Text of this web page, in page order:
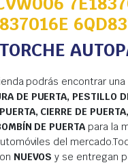
podrás encontrar una
DE PUERTA, PESTILLO
CIERRE DE
DE PUERTA para la
del
NUEVOS y se entregan